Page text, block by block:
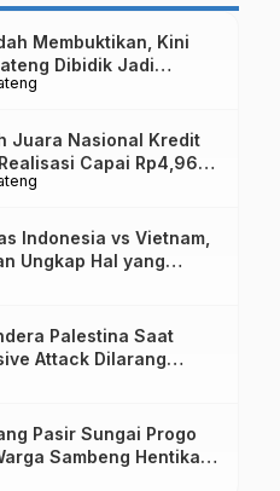
Membuktikan, Kini
Dibidik Jadi
Juara Nasional Kredit
Capai Rp4,96
Indonesia vs Vietnam,
Ungkap Hal yang
Palestina Saat
Attack Dilarang
Lagi
Pasir Sungai Progo
Sambeng Hentikan
Usir Truk